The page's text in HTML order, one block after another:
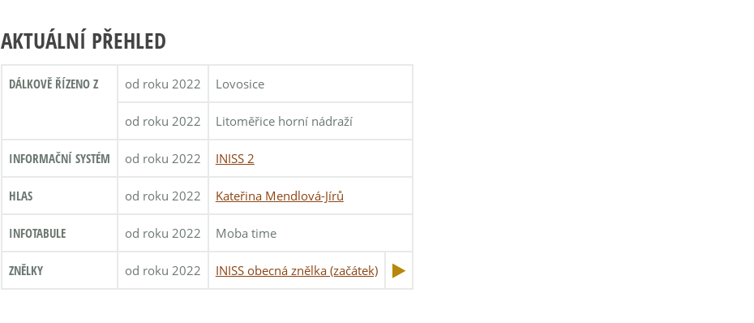
AKTUÁLNÍ PŘEHLED
DÁLKOVĚ ŘÍZENO Z od roku 2022 Lovosice
od roku 2022 Litoměřice horní nádraží
INFORMAČNÍ SYSTÉM od roku 2022 INISS 2
HLAS od roku 2022 Kateřina Mendlová-Jírů
INFOTABULE od roku 2022 Moba time
ZNĚLKY od roku 2022 INISS obecná znělka (začátek)